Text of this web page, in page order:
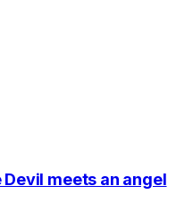
meets an angel